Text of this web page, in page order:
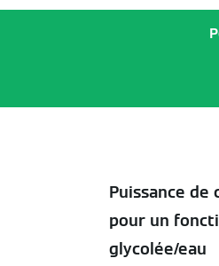
Puissance de
pour un
glycolée/eau